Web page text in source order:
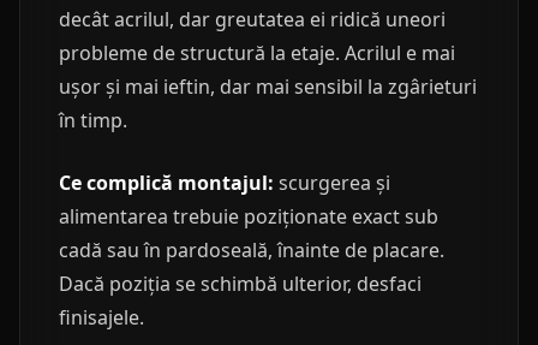
decât acrilul, dar greutatea ei ridică uneori
probleme de structură la etaje. Acrilul e mai
ușor și mai ieftin, dar mai sensibil la zgârieturi
în timp.
Ce complică montajul: scurgerea și
alimentarea trebuie poziționate exact sub
cadă sau în pardoseală, înainte de placare.
Dacă poziția se schimbă ulterior, desfaci
finisajele.